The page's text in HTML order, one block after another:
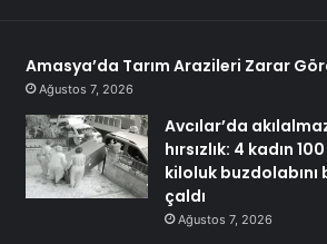
Amasya’da Tarım Arazileri Zarar
Ağustos 7, 2026
Avcılar’da
hırsızlık: 4 kadın 100
kiloluk buzdolabını
çaldı
Ağustos 7, 2026